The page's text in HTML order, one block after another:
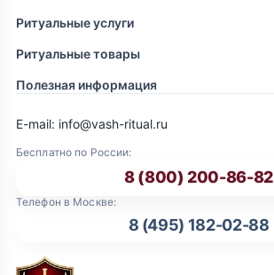
Ритуальные услуги
Ритуальные товары
Полезная информация
Бесплатно по России:
8 (800) 200-86-82
Телефон в Москве:
8 (495) 182-02-88
E-mail: info@vash-ritual.ru